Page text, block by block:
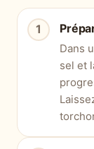
Dans
sel et